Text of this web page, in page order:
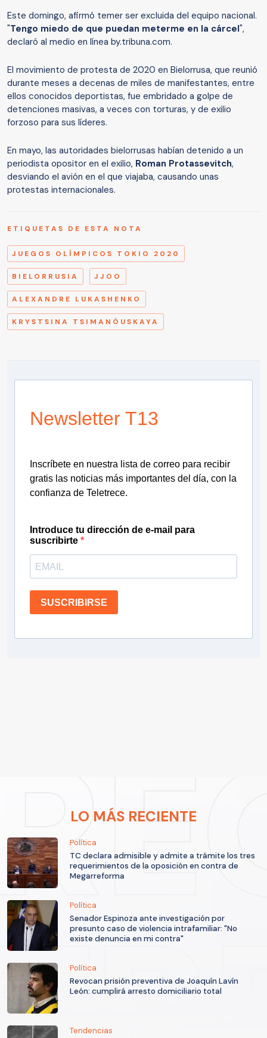
Este domingo, afirmó temer ser excluida del equipo nacional.
"Tengo miedo de que puedan meterme en la cárcel",
declaró al medio en línea by.tribuna.com.
El movimiento de protesta de 2020 en Bielorrusa, que reunió
durante meses a decenas de miles de manifestantes, entre
ellos conocidos deportistas, fue embridado a golpe de
detenciones masivas, a veces con torturas, y de exilio
forzoso para sus líderes.
En mayo, las autoridades bielorrusas habían detenido a un
periodista opositor en el exilio, Roman Protassevitch,
desviando el avión en el que viajaba, causando unas
protestas internacionales.
ETIQUETAS DE ESTA NOTA
JUEGOS OLÍMPICOS TOKIO 2020
BIELORRUSIA JJOO
ALEXANDRE LUKASHENKO
KRYSTSINA TSIMANÓUSKAYA
Newsletter T13
Inscríbete en nuestra lista de correo para recibir
gratis las noticias más importantes del día, con la
confianza de Teletrece.
Introduce tu dirección de e-mail para
suscribirte
SUSCRIBIRSE
LO MÁS RECIENTE
Política
TC declara admisible y admite a trámite los tres
requerimientos de la oposición en contra de
Megarreforma
Política
Senador Espinoza ante investigación por
presunto caso de violencia intrafamiliar: "No
existe denuncia en mi contra"
Política
Revocan prisión preventiva de Joaquín Lavín
León: cumplirá arresto domiciliario total
Tendencias